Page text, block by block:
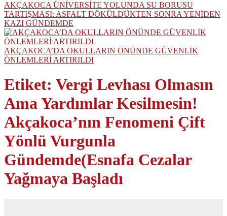
AKÇAKOCA ÜNİVERSİTE YOLUNDA SU BORUSU
TARTIŞMASI: ASFALT DÖKÜLDÜKTEN SONRA YENİDEN
KAZI GÜNDEMDE
AKÇAKOCA’DA OKULLARIN ÖNÜNDE GÜVENLİK
ÖNLEMLERİ ARTIRILDI
Etiket: Vergi Levhası Olmasın
Ama Yardımlar Kesilmesin!
Akçakoca’nın Fenomeni Çift
Yönlü Vurgunla
Gündemde(Esnafa Cezalar
Yağmaya Başladı